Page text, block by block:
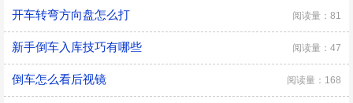
开车转弯方向盘怎么打 阅读量：81
新手倒车入库技巧有哪些 阅读量：47
倒车怎么看后视镜 阅读量：168